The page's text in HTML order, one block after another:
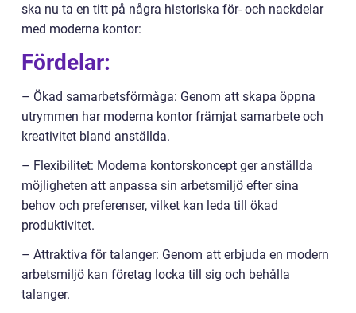
ska nu ta en titt på några historiska för- och nackdelar
med moderna kontor:
Fördelar:
– Ökad samarbetsförmåga: Genom att skapa öppna
utrymmen har moderna kontor främjat samarbete och
kreativitet bland anställda.
– Flexibilitet: Moderna kontorskoncept ger anställda
möjligheten att anpassa sin arbetsmiljö efter sina
behov och preferenser, vilket kan leda till ökad
produktivitet.
– Attraktiva för talanger: Genom att erbjuda en modern
arbetsmiljö kan företag locka till sig och behålla
talanger.